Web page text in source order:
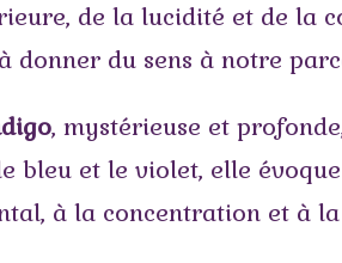
de la lucidité et de la
donner du sens à notre
, mystérieuse et
bleu et le violet, elle
à la concentration et à